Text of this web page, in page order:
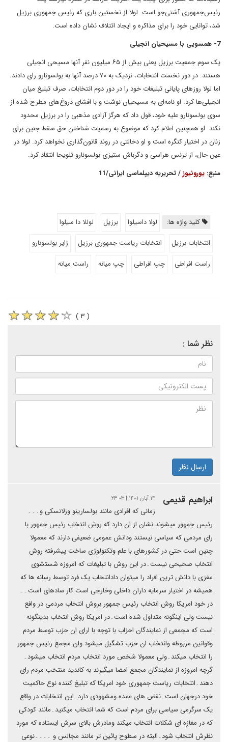
رئیس‌جمهوری آشتی‌جو است. لولا از نخستین باری که رئیس جمهوری برزیل
شد، توانایی خود را برای مذاکره و ایجاد ائتلاف نشان داده است.
7- همسویی با مسیحیان انجیلی‌
یک سوم جمعیت برزیل یعنی بیش از ۶۵ میلیون نفر آنها مسیحی انجیلی
هستند. در دور نخست انتخابات، نزدیک به ۷۰ درصد آنها به بولسونارو رای دادند.
اما لولا روزهای پایانی تبلیغات خود را در دور دوم انتخابات، صرف تبلیغ میان
انجیلی‌ها کرد. او نامه‌ای به مسیحیان نوشت و با افشای دروغ‌های مطرح شده از
سوی بولسونارو علیه خود، قول داد که هرگز آزادی مذهبی را در برزیل محدود
نکند. او همچنین اعلام کرد که موضوع به رسمیت شناختن حق سقط جنین برای
زنان در اختیار کنگره است و او دخالتی در روند قانون‌گذاری نخواهد کرد. لولا در
عین حال، از ترنس هراسی و دگرباش ستیزی بولسونارو تلویحا انتقاد کرد.
منبع: یورونیوز/ تحریریه دیپلماسی ایرانی/11
کلید واژه ها: لولا داسیلوا برزیل
لوللا دا سیلوا
انتخابات برزیل
انتخابات ریاست جمهوری برزیل
ژایر بولسونارو
راست افراطی
چپ افراطی چپ میانه راست میانه
( ۳ )
نظر شما :
ارسال نظر
ابراهیم قدیمی ۱۴ آبان ۱۴۰۱ | ۲۳:۰۳
زمانی که افرادی مانند بولسارینو وزلانسکی و۔۔۔
رئیس جمهور میشوند نشان از ان دارد که روش انتخاب رئیس جمهور با
رای مردمی که سیاسی نیستند ودانش عمومی ضعیفی دارند که معمولا
چنین است حتی در کشورهای با علم وتکنولوژی ساخت پیشرفته روش
انتخاب صحیحی نیست۔در این روش با تبلیغات که امروزه شستشوی
مغزی با دانش ترین افراد را میتوان دادانتخاب یک فرد توسط رسانه ها که
همیشه در اختیار سرمایه داران داخلی وخارجی است کار سادهای است۔۔
در خود امریکا روش انتخاب رئیس جمهور بروش انتخاب مردمی در وافع
نیست ولی اینگونه متداول شده است۔در امریکا روش انتخاب بدینگونه
است که مجمعی از نمایندگان احزاب با توجه با ارای ان حزب توسط مردم
وقوانین مربوطه وانتخاب ان حزب تشگیل میشود وان مجمع رئیس جمهور
را انتخاب میکند۔ولی معمولا شخص مورد انتخاب مردم انتخاب میشود۔
گرچه امروزه از نمایندگان مجمع امضا میگیرند به کاندید منتخب مردم رای
دهند۔انتخابات ریاست جمهوری خود امریکا که تبلیغ کننده نوع حاکمیت
خود درجهان است۔نقض های عمده ومشهودی دارد۔این انتخابات در واقع
یک سرگرمی سیاسی برای مردم است که شما انتخاب میکنید۔مانند کودکی
که در مغازه ای شکلات انتخاب میکند ومادرش بالای سرش ایستاده که مورد
نظرش انتخاب شود۔البته در سطوح پائین تر مانند مجالس و ۔۔۔۔نوعی